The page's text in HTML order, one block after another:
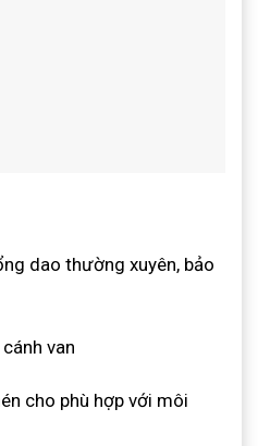
dao thường xuyên, bảo
van
cho phù hợp với môi